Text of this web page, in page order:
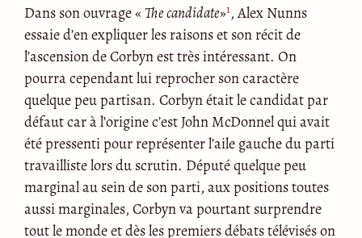
Dans son ouvrage « The candidate»1, Alex Nunns
essaie d’en expliquer les raisons et son récit de
l’ascension de Corbyn est très intéressant. On
pourra cependant lui reprocher son caractère
quelque peu partisan. Corbyn était le candidat par
défaut car à l’origine c’est John McDonnel qui avait
été pressenti pour représenter l’aile gauche du parti
travailliste lors du scrutin. Député quelque peu
marginal au sein de son parti, aux positions toutes
aussi marginales, Corbyn va pourtant surprendre
tout le monde et dès les premiers débats télévisés on